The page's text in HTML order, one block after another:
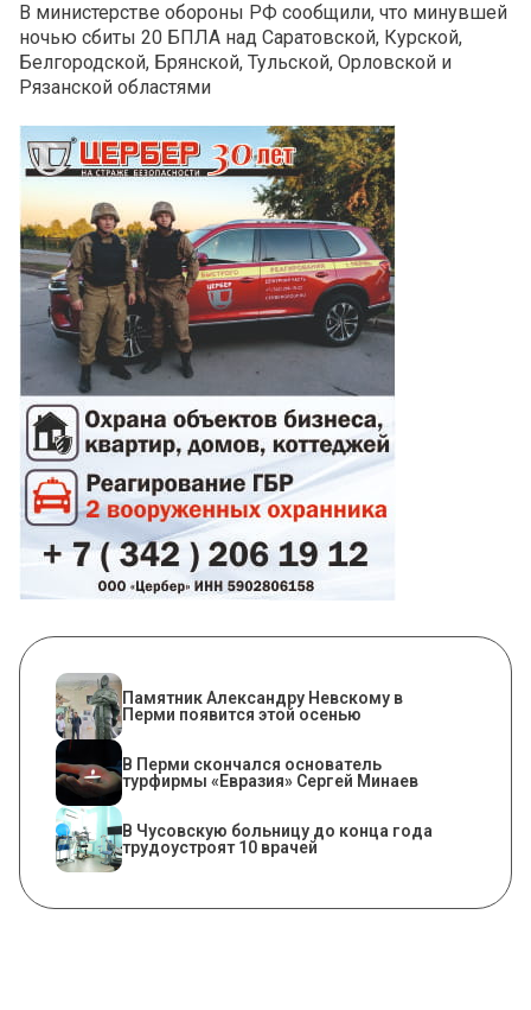
В министерстве обороны РФ сообщили, что минувшей
ночью сбиты 20 БПЛА над Саратовской, Курской,
Белгородской, Брянской, Тульской, Орловской и
Рязанской областями
​Памятник Александру Невскому в
Перми появится этой осенью
В Перми скончался основатель
турфирмы «Евразия» Сергей Минаев
В Чусовскую больницу до конца года
трудоустроят 10 врачей